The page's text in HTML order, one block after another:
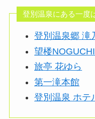
登別温泉にある一度
登別温泉郷 滝
望楼
旅亭 花ゆら
第一滝本館
登別温泉 ホテ